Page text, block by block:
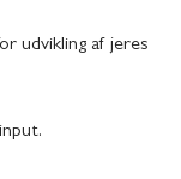
udvikling af jeres